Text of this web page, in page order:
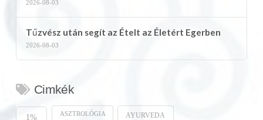
2026-08-03
Tűzvész után segít az Ételt az Életért Egerben
2026-08-03
Cimkék
1% ASZTROLÓGIA AYURVEDA